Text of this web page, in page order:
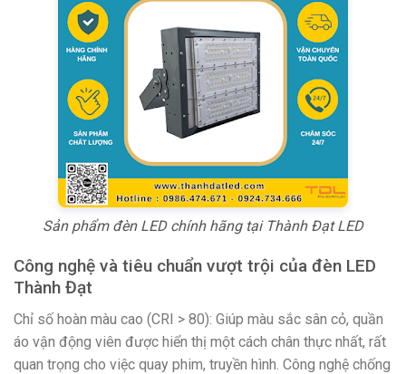
Sản phẩm đèn LED chính hãng tại Thành Đạt LED
Công nghệ và tiêu chuẩn vượt trội của đèn LED
Thành Đạt
Chỉ số hoàn màu cao (CRI > 80): Giúp màu sắc sân cỏ, quần
áo vận động viên được hiển thị một cách chân thực nhất, rất
quan trọng cho việc quay phim, truyền hình. Công nghệ chống